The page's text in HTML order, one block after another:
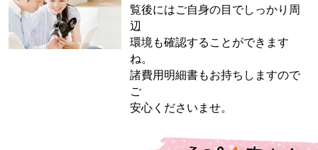
覧後にはご自身の目でしっかり周
辺
環境も確認することができます
ね。
諸費用明細書もお持ちしますので
ご
安心くださいませ。